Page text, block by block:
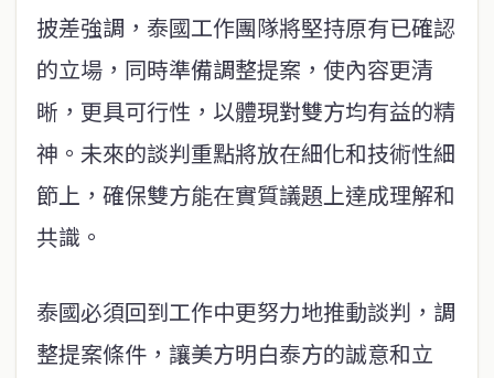
披差強調，泰國工作團隊將堅持原有已確認
的立場，同時準備調整提案，使內容更清
晰，更具可行性，以體現對雙方均有益的精
神。未來的談判重點將放在細化和技術性細
節上，確保雙方能在實質議題上達成理解和
共識。
泰國必須回到工作中更努力地推動談判，調
整提案條件，讓美方明白泰方的誠意和立